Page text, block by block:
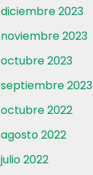
diciembre 2023
noviembre 2023
octubre 2023
septiembre 2023
octubre 2022
agosto 2022
julio 2022